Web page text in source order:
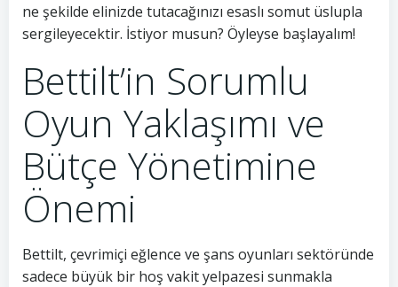
ne şekilde elinizde tutacağınızı esaslı somut üslupla
sergileyecektir. İstiyor musun? Öyleyse başlayalım!
Bettilt’in Sorumlu
Oyun Yaklaşımı ve
Bütçe Yönetimine
Önemi
Bettilt, çevrimiçi eğlence ve şans oyunları sektöründe
sadece büyük bir hoş vakit yelpazesi sunmakla